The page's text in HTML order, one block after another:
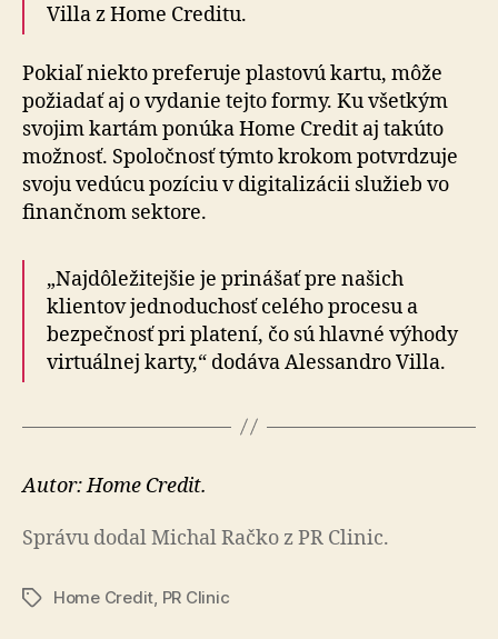
Villa z Home Creditu.
Pokiaľ niekto preferuje plastovú kartu, môže
požiadať aj o vydanie tejto formy. Ku všetkým
svojim kartám ponúka Home Credit aj takúto
možnosť. Spoločnosť týmto krokom potvrdzuje
svoju vedúcu pozíciu v digitalizácii služieb vo
finančnom sektore.
„Najdôležitejšie je prinášať pre našich
klientov jednoduchosť celého procesu a
bezpečnosť pri platení, čo sú hlavné výhody
virtuálnej karty,“ dodáva Alessandro Villa.
Autor: Home Credit.
Správu dodal Michal Račko z PR Clinic.
ZnačkyHome Credit, PR Clinic